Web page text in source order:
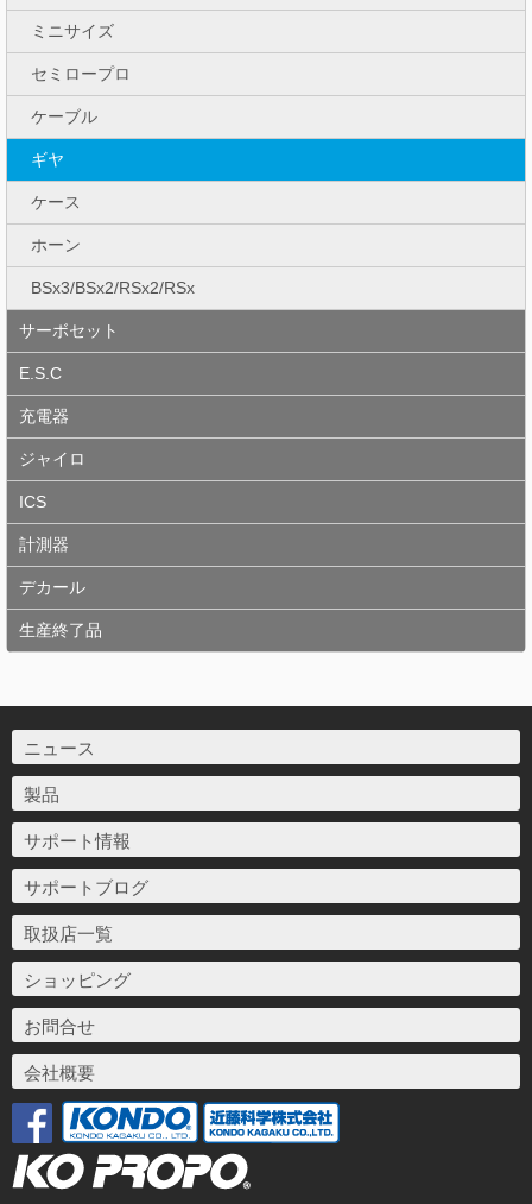
ミニサイズ
セミロープロ
ケーブル
ギヤ
ケース
ホーン
BSx3/BSx2/RSx2/RSx
サーボセット
E.S.C
充電器
ジャイロ
ICS
計測器
デカール
生産終了品
ニュース
製品
サポート情報
サポートブログ
取扱店一覧
ショッピング
お問合せ
会社概要